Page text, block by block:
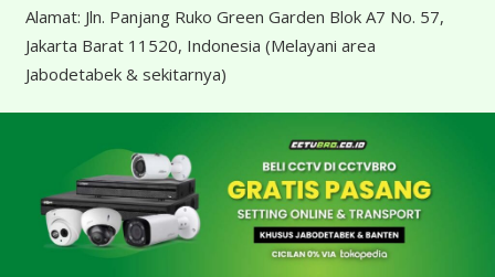
Alamat: Jln. Panjang Ruko Green Garden Blok A7 No. 57,
Jakarta Barat 11520, Indonesia (Melayani area
Jabodetabek & sekitarnya)